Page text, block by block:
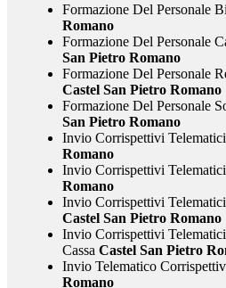
Formazione Del Personale
Romano
Formazione Del Personale
San Pietro Romano
Formazione Del Personale
Castel San Pietro Romano
Formazione Del Personale
San Pietro Romano
Invio Corrispettivi Telematici
Romano
Invio Corrispettivi
Romano
Invio Corrispettivi
Castel San Pietro Romano
Invio Corrispettivi
Cassa Castel San Pietro
Invio Telematico
Romano